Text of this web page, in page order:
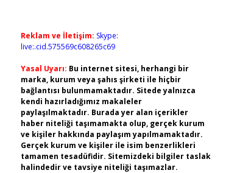
Reklam ve İletişim: Skype:
live:.cid.575569c608265c69
Yasal Uyarı: Bu internet sitesi, herhangi bir
marka, kurum veya şahıs şirketi ile hiçbir
bağlantısı bulunmamaktadır. Sitede yalnızca
kendi hazırladığımız makaleler
paylaşılmaktadır. Burada yer alan içerikler
haber niteliği taşımamakta olup, gerçek kurum
ve kişiler hakkında paylaşım yapılmamaktadır.
Gerçek kurum ve kişiler ile isim benzerlikleri
tamamen tesadüfidir. Sitemizdeki bilgiler taslak
halindedir ve tavsiye niteliği taşımazlar.